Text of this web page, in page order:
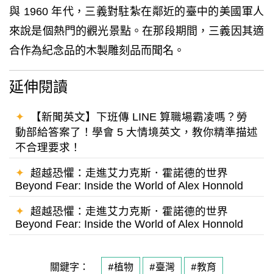
與 1960 年代，三義對駐紮在鄰近的臺中的美國軍人
來說是個熱門的觀光景點。在那段期間，三義因其適
合作為紀念品的木製雕刻品而聞名。
延伸閱讀
✦
【新聞英文】下班傳 LINE 算職場霸凌嗎？勞
動部給答案了！學會 5 大情境英文，教你精準描述
不合理要求！
✦ 超越恐懼：走進艾力克斯．霍諾德的世界
Beyond Fear: Inside the World of Alex Honnold
✦ 超越恐懼：走進艾力克斯．霍諾德的世界
Beyond Fear: Inside the World of Alex Honnold
關鍵字： #植物 #臺灣 #教育